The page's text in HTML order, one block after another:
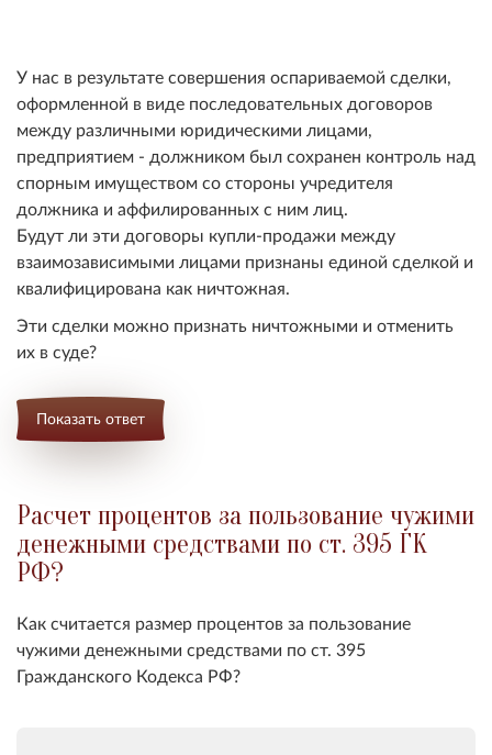
У нас в результате совершения оспариваемой сделки,
оформленной в виде последовательных договоров
между различными юридическими лицами,
предприятием - должником был сохранен контроль над
спорным имуществом со стороны учредителя
должника и аффилированных с ним лиц.
Будут ли эти договоры купли-продажи между
взаимозависимыми лицами признаны единой сделкой и
квалифицирована как ничтожная.
Эти сделки можно признать ничтожными и отменить
их в суде?
Показать ответ
Расчет процентов за пользование чужими
денежными средствами по ст. 395 ГК
РФ?
Как считается размер процентов за пользование
чужими денежными средствами по ст. 395
Гражданского Кодекса РФ?